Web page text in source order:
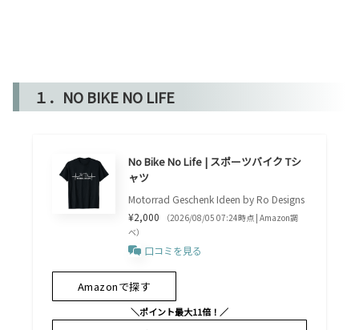
１．NO BIKE NO LIFE
No Bike No Life | スポーツバイク Tシ
ャツ
Motorrad Geschenk Ideen by Ro Designs
¥2,000
（2026/08/05 07:24時点 | Amazon調
べ）
口コミを見る
Amazonで探す
＼ポイント最大11倍！／